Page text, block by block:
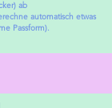
ab
automatisch etwas
Passform).